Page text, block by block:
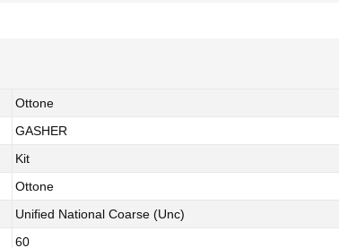
Ottone
GASHER
Kit
Ottone
Unified National Coarse (Unc)
60